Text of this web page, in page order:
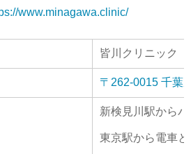
www.minagawa.clinic/
皆川クリニック
〒262-0015 千葉
新検見川駅から
東京駅から電車